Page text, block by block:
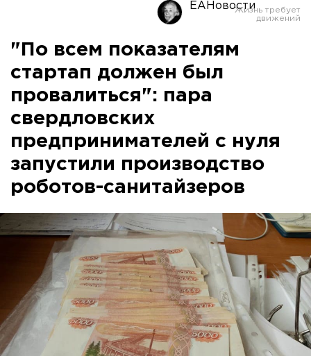
ЕАНовости
"По всем показателям
стартап должен был
провалиться": пара
свердловских
предпринимателей с нуля
запустили производство
роботов-санитайзеров